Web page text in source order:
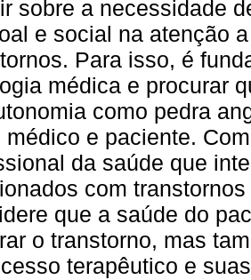
sobre a necessidade
e social na atenção
Para isso, é
médica e procurar
como pedra
médico e paciente.
da saúde que
com
que a saúde do
o transtorno, mas
terapêutico e